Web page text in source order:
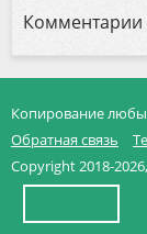
Комментарии
Копирование
Обратная связь
Copyright 2018-